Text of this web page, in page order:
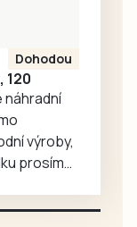
Dohodou
120
náhradní
výroby,
prosím